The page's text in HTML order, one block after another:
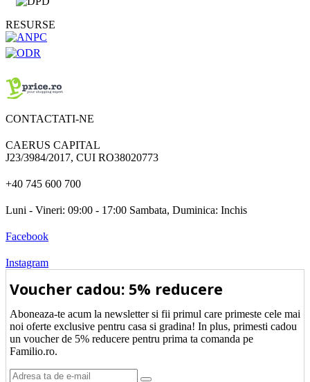
RESURSE
CONTACTATI-NE
CAERUS CAPITAL
J23/3984/2017, CUI RO38020773
+40 745 600 700
Luni - Vineri: 09:00 - 17:00 Sambata, Duminica: Inchis
Facebook
Instagram
Voucher cadou: 5% reducere
Aboneaza-te acum la newsletter si fii primul care primeste cele mai
noi oferte exclusive pentru casa si gradina! In plus, primesti cadou
un voucher de 5% reducere pentru prima ta comanda pe
Familio.ro.